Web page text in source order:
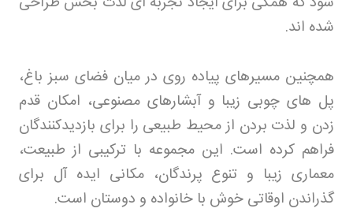
شده اند.
همچنین مسیرهای پیاده روی در میان فضای سبز باغ،
پل های چوبی زیبا و آبشارهای مصنوعی، امکان قدم
زدن و لذت بردن از محیط طبیعی را برای بازدیدکنندگان
فراهم کرده است. این مجموعه با ترکیبی از طبیعت،
معماری زیبا و تنوع پرندگان، مکانی ایده آل برای
گذراندن اوقاتی خوش با خانواده و دوستان است.